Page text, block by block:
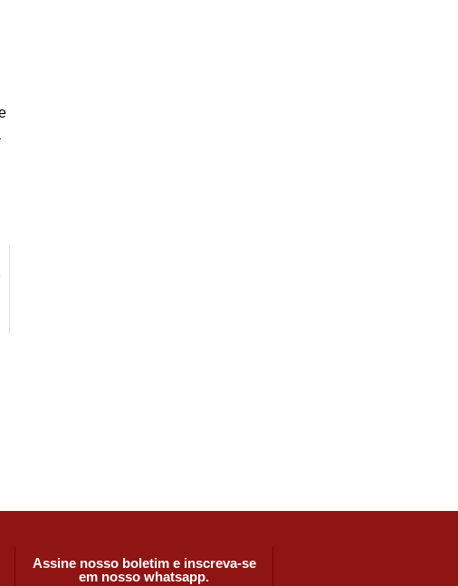
Assine nosso boletim e inscreva-se
em nosso whatsapp.